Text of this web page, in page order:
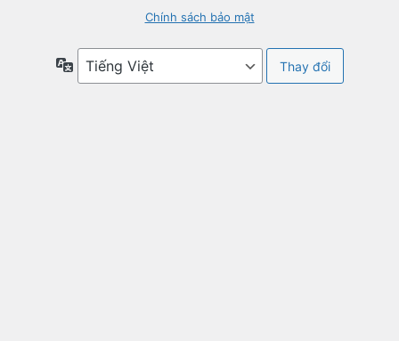
Chính sách bảo mật
Ngôn
ngữ